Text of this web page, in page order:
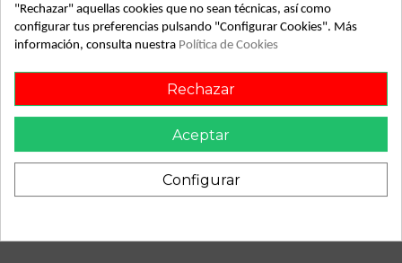
SubSubAlmacén
100029417
2022-05-13
Recambio de pinza freno delantera izquierda para opel
corsa d 1.3 16v cdti | 0.06 - ... 1.3 16v cdti | 0.06 - ... referencia
"Rechazar" aquellas cookies que no sean técnicas, así como
configurar tus preferencias pulsando "Configurar Cookies". Más
información, consulta nuestra Política de Cookies
Rechazar
Aceptar
Configurar